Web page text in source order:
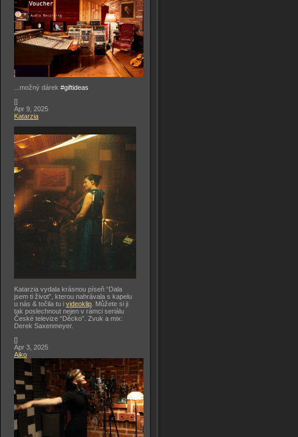
...možný dárek #giftideas
[]
Apr 9, 2025
Katarzia
Katarzia vydala krásnou píseň “Dala
jsem ti život”, kterou nahrávala s kapelu
u nás & točila tu i videoklip . Můžete si ji
tak poslechnout nejen v rámci seriálu
České televize “Děcko”. Zvuk a mix:
Derek Saxenmeyer.
[]
Apr 3, 2025
Aiko